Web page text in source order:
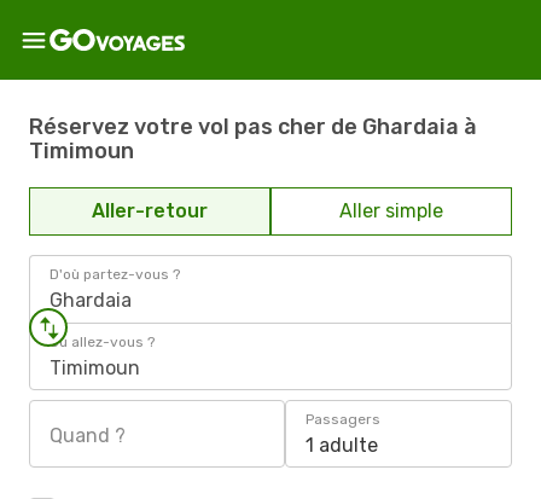
Réservez votre vol pas cher de Ghardaia à
Timimoun
Aller-retour Aller simple
D'où partez-vous ?
Ghardaia
Où allez-vous ?
Timimoun
Quand ?
Passagers
1 adulte